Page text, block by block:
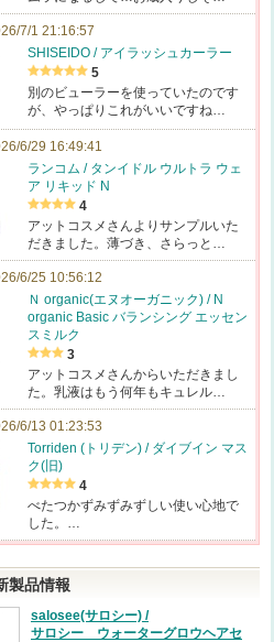
7/1 21:16:57
SHISEIDO / アイラッシュカーラー
5
別のビューラーを使っていたのです
が、やっぱりこれがいいですね…
6/29 16:49:41
ランコム / タンイドル ウルトラ ウェ
ア リキッド N
4
アットコスメさんよりサンプルいた
だきました。薄づき、さらっと…
6/25 10:56:12
Ｎ organic(エヌオーガニック) / N
organic Basic バランシング エッセン
スミルク
3
アットコスメさんからいただきまし
た。乳液はもう何年もキュレル…
6/13 01:23:53
Torriden (トリデン) / ダイブイン マス
ク(旧)
4
べたつかずみずみずしい使い心地で
した。…
製品情報
salosee(サロシー) /
サロシー ウォーターグロウヘアセ